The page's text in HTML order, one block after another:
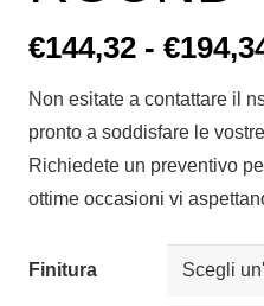
€144,32 - €
Non esitate a contattare il
pronto a soddisfare le
Richiedete un preventivo
ottime occasioni vi
Finitura